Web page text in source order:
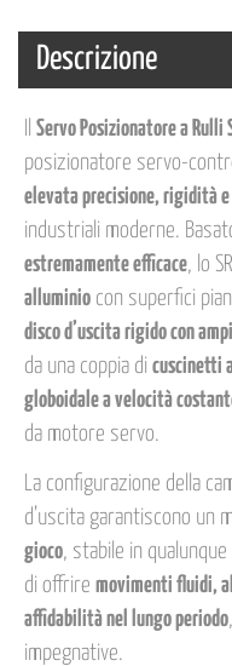
Descrizione
Servo Posizionatore a Rulli
posizionatore servo-
elevata precisione, rigidità
industriali moderne.
estremamente efficace, lo
alluminio con superfici
disco d’uscita rigido con
da una coppia di cuscinetti
globoidale a velocità
da motore servo.
La configurazione della
d’uscita garantiscono un
gioco, stabile in
di offrire movimenti fluidi,
affidabilità nel lungo periodo
impegnative.